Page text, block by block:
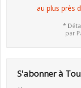
au plus près
*
par
S'abonner à